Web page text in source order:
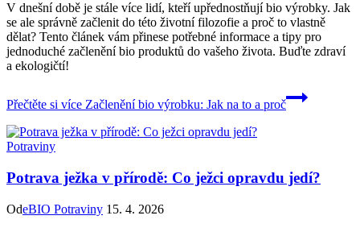
V dnešní době je stále více lidí, kteří upřednostňují bio výrobky. Jak
se ale správně začlenit do této životní filozofie a proč to vlastně
dělat? Tento článek vám přinese potřebné informace a tipy pro
jednoduché začlenění bio produktů do vašeho života. Buďte zdraví
a ekologičtí!
Přečtěte si více Začlenění bio výrobku: Jak na to a proč
Potraviny
Potrava ježka v přírodě: Co ježci opravdu jedí?
OdeBIO Potraviny 15. 4. 2026